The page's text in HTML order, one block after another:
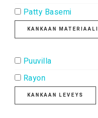
Patty Basemi
KANKAAN MATERIAALI
Puuvilla
Rayon
KANKAAN LEVEYS